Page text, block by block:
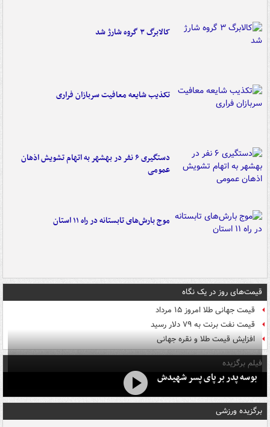
کالابرگ ۳ گروه شارژ شد
تکذیب شایعه معافیت سربازان فراری
دستگیری ۶ نفر در بهشهر به اتهام تشویش اذهان
عمومی
موج بارش‌های تابستانه در راه ۱۱ استان
قیمت‌های روز در یک نگاه
قیمت جهانی طلا امروز ۱۵ مرداد
قیمت نفت برنت به ۷۹ دلار رسید
افزایش قیمت طلا و نقره جهانی
فیلم برگزیده
بوسه‌ پدر بر پای پسر شهیدش
برگزیده ورزشی